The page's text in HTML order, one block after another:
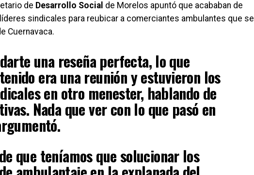
de Desarrollo Social de Morelos apuntó que acababan de
sindicales para reubicar a comerciantes ambulantes que se
Cuernavaca.
una reseña perfecta, lo que
era una reunión y estuvieron los
en otro menester, hablando de
Nada que ver con lo que pasó en
que teníamos que solucionar los